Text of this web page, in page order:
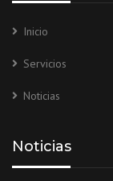
Inicio
Servicios
Noticias
Noticias